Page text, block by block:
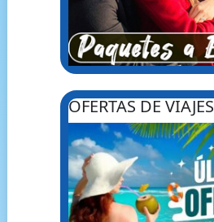
OFERTAS DE VIAJES